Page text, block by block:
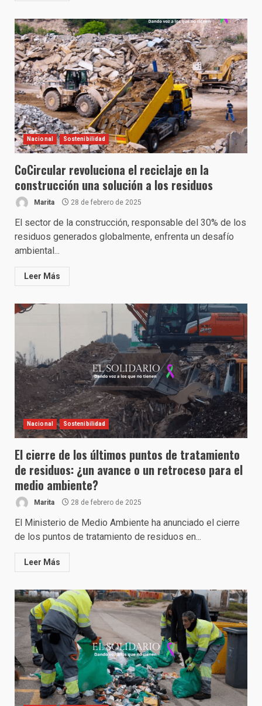
Nacional Sostenibilidad
CoCircular revoluciona el reciclaje en la
construcción una solución a los residuos
Marita 28 de febrero de 2025
El sector de la construcción, responsable del 30% de los
residuos generados globalmente, enfrenta un desafío
ambiental...
Leer Más
Nacional Sostenibilidad
El cierre de los últimos puntos de tratamiento
de residuos: ¿un avance o un retroceso para el
medio ambiente?
Marita 28 de febrero de 2025
El Ministerio de Medio Ambiente ha anunciado el cierre
de los puntos de tratamiento de residuos en...
Leer Más